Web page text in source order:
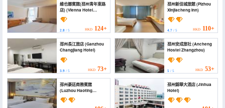
維也娜賓館(邳州青年東路
店) (Vienna Hotel
(Pizhou Qingnian East
Road))
2.8 / 5 HKD 124+
邳州新佳城旅館 (Pizhou
Xinjiacheng Inn)
4.7/ 5 HKD 110+
邳州長江旅店 (Ganzhou
Changjiang Hotel)
3.9 / 5 HKD 73+
邳州安成旅社 (Ancheng
Hostel Zhangzhou)
5/ 5 HKD 53+
邳州豪廷商務賓館
(Luzhou Haoting
Business Hotel)
邳州錦華大酒店 (Jinhua
Hotel)